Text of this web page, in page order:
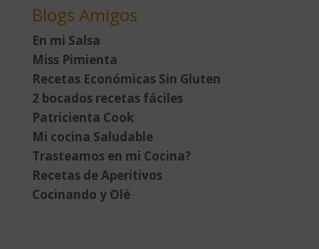
Blogs Amigos
En mi Salsa
Miss Pimienta
Recetas Económicas Sin Gluten
2 bocados recetas fáciles
Patricienta Cook
Mi cocina Saludable
Trasteamos en mi Cocina?
Recetas de Aperitivos
Cocinando y Olé